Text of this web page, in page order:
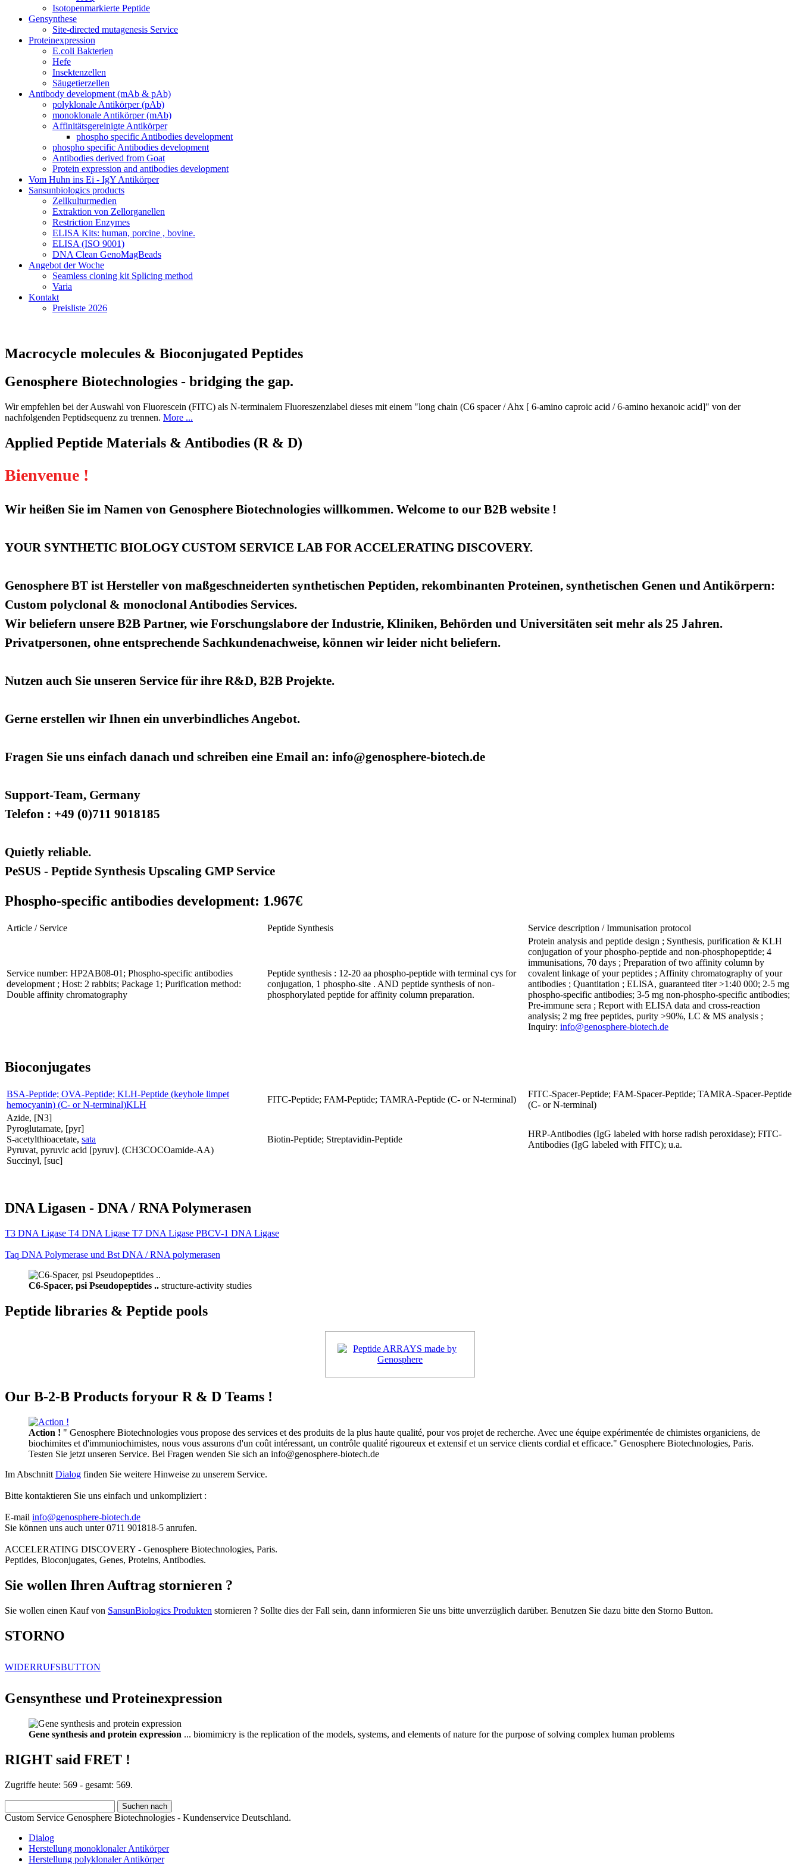
Isotopenmarkierte Peptide
Gensynthese
Site-directed mutagenesis Service
Proteinexpression
E.coli Bakterien
Hefe
Insektenzellen
Säugetierzellen
Antibody development (mAb & pAb)
polyklonale Antikörper (pAb)
monoklonale Antikörper (mAb)
Affinitätsgereinigte Antikörper
phospho specific Antibodies development
phospho specific Antibodies development
Antibodies derived from Goat
Protein expression and antibodies development
Vom Huhn ins Ei - IgY Antikörper
Sansunbiologics products
Zellkulturmedien
Extraktion von Zellorganellen
Restriction Enzymes
ELISA Kits: human, porcine , bovine.
ELISA (ISO 9001)
DNA Clean GenoMagBeads
Angebot der Woche
Seamless cloning kit Splicing method
Varia
Kontakt
Preisliste 2026
Macrocycle molecules & Bioconjugated Peptides
Genosphere Biotechnologies - bridging the gap.
Wir empfehlen bei der Auswahl von Fluorescein (FITC) als N-terminalem Fluoreszenzlabel dieses mit einem "long chain (C6 spacer / Ahx [ 6-amino caproic acid / 6-amino hexanoic acid]" von der
nachfolgenden Peptidsequenz zu trennen. More ...
Applied Peptide Materials & Antibodies (R & D)
Bienvenue !
Wir heißen Sie im Namen von Genosphere Biotechnologies willkommen. Welcome to our B2B website !
YOUR SYNTHETIC BIOLOGY CUSTOM SERVICE LAB FOR ACCELERATING DISCOVERY.
Genosphere BT ist Hersteller von maßgeschneiderten synthetischen Peptiden, rekombinanten Proteinen, synthetischen Genen und Antikörpern:
Custom polyclonal & monoclonal Antibodies Services.
Wir beliefern unsere B2B Partner, wie Forschungslabore der Industrie, Kliniken, Behörden und Universitäten seit mehr als 25 Jahren.
Privatpersonen, ohne entsprechende Sachkundenachweise, können wir leider nicht beliefern.
Nutzen auch Sie unseren Service für ihre R&D, B2B Projekte.
Gerne erstellen wir Ihnen ein unverbindliches Angebot.
Fragen Sie uns einfach danach und schreiben eine Email an: info@genosphere-biotech.de
Support-Team, Germany
Telefon : +49 (0)711 9018185
Quietly reliable.
PeSUS - Peptide Synthesis Upscaling GMP Service
Phospho-specific antibodies development: 1.967€
Article / Service Peptide Synthesis Service description / Immunisation protocol
Service number: HP2AB08-01; Phospho-specific antibodies
development ; Host: 2 rabbits; Package 1; Purification method:
Double affinity chromatography
Peptide synthesis : 12-20 aa phospho-peptide with terminal cys for
conjugation, 1 phospho-site . AND peptide synthesis of non-
phosphorylated peptide for affinity column preparation.
Protein analysis and peptide design ; Synthesis, purification & KLH
conjugation of your phospho-peptide and non-phosphopeptide; 4
immunisations, 70 days ; Preparation of two affinity column by
covalent linkage of your peptides ; Affinity chromatography of your
antibodies ; Quantitation ; ELISA, guaranteed titer >1:40 000; 2-5 mg
phospho-specific antibodies; 3-5 mg non-phospho-specific antibodies;
Pre-immune sera ; Report with ELISA data and cross-reaction
analysis; 2 mg free peptides, purity >90%, LC & MS analysis ;
Inquiry: info@genosphere-biotech.de
Bioconjugates
BSA-Peptide; OVA-Peptide; KLH-Peptide (keyhole limpet
hemocyanin) (C- or N-terminal)KLH
FITC-Peptide; FAM-Peptide; TAMRA-Peptide (C- or N-terminal)
FITC-Spacer-Peptide; FAM-Spacer-Peptide; TAMRA-Spacer-Peptide
(C- or N-terminal)
Azide, [N3]
Pyroglutamate, [pyr]
S-acetylthioacetate, sata
Pyruvat, pyruvic acid [pyruv]. (CH3COCOamide-AA)
Succinyl, [suc]
Biotin-Peptide; Streptavidin-Peptide
HRP-Antibodies (IgG labeled with horse radish peroxidase); FITC-
Antibodies (IgG labeled with FITC); u.a.
DNA Ligasen - DNA / RNA Polymerasen
T3 DNA Ligase T4 DNA Ligase T7 DNA Ligase PBCV-1 DNA Ligase
Taq DNA Polymerase und Bst DNA / RNA polymerasen
C6-Spacer, psi Pseudopeptides .. structure-activity studies
Peptide libraries & Peptide pools
Our B-2-B Products foryour R & D Teams !
Action ! " Genosphere Biotechnologies vous propose des services et des produits de la plus haute qualité, pour vos projet de recherche. Avec une équipe expérimentée de chimistes organiciens, de
biochimites et d'immuniochimistes, nous vous assurons d'un coût intéressant, un contrôle qualité rigoureux et extensif et un service clients cordial et efficace." Genosphere Biotechnologies, Paris.
Testen Sie jetzt unseren Service. Bei Fragen wenden Sie sich an info@genosphere-biotech.de
Im Abschnitt Dialog finden Sie weitere Hinweise zu unserem Service.
Bitte kontaktieren Sie uns einfach und unkompliziert :
E-mail info@genosphere-biotech.de
Sie können uns auch unter 0711 901818-5 anrufen.
ACCELERATING DISCOVERY - Genosphere Biotechnologies, Paris.
Peptides, Bioconjugates, Genes, Proteins, Antibodies.
Sie wollen Ihren Auftrag stornieren ?
Sie wollen einen Kauf von SansunBiologics Produkten stornieren ? Sollte dies der Fall sein, dann informieren Sie uns bitte unverzüglich darüber. Benutzen Sie dazu bitte den Storno Button.
STORNO
WIDERRUFSBUTTON
Gensynthese und Proteinexpression
Gene synthesis and protein expression ... biomimicry is the replication of the models, systems, and elements of nature for the purpose of solving complex human problems
RIGHT said FRET !
Zugriffe heute: 569 - gesamt: 569.
Custom Service Genosphere Biotechnologies - Kundenservice Deutschland.
Dialog
Herstellung monoklonaler Antikörper
Herstellung polyklonaler Antikörper